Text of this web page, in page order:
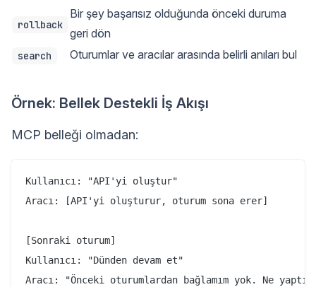
rollback
Bir şey başarısız olduğunda önceki duruma
geri dön
search Oturumlar ve aracılar arasında belirli anıları bul
Örnek: Bellek Destekli İş Akışı
MCP belleği olmadan:
Kullanıcı: "API'yi oluştur"
Aracı: [API'yi oluşturur, oturum sona erer]
[Sonraki oturum]
Kullanıcı: "Dünden devam et"